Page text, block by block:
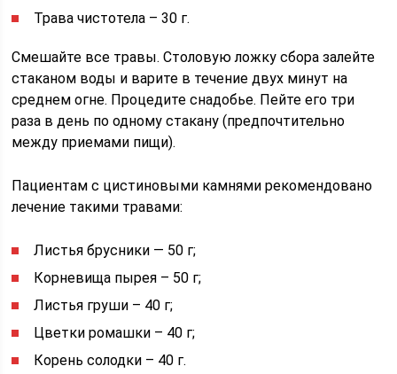
Трава чистотела – 30 г.
Смешайте все травы. Столовую ложку сбора залейте
стаканом воды и варите в течение двух минут на
среднем огне. Процедите снадобье. Пейте его три
раза в день по одному стакану (предпочтительно
между приемами пищи).
Пациентам с цистиновыми камнями рекомендовано
лечение такими травами:
Листья брусники — 50 г;
Корневища пырея – 50 г;
Листья груши – 40 г;
Цветки ромашки – 40 г;
Корень солодки – 40 г.